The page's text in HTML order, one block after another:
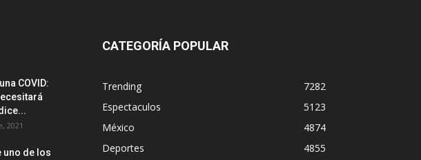
COVID:
2021
uno de los
CATEGORÍA POPULAR
Trending
7282
Espectaculos
5123
México
4874
Deportes
4855